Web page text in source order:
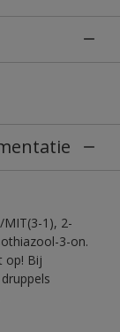
1), 2-
3-on.
op! Bij